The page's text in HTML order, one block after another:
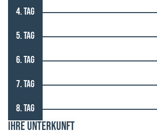
4. TAG
5. TAG
6. TAG
7. TAG
8. TAG
IHRE UNTERKUNFT